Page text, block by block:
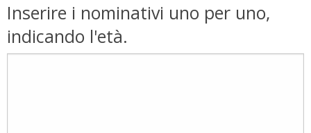
Inserire i nominativi uno per uno,
indicando l'età.